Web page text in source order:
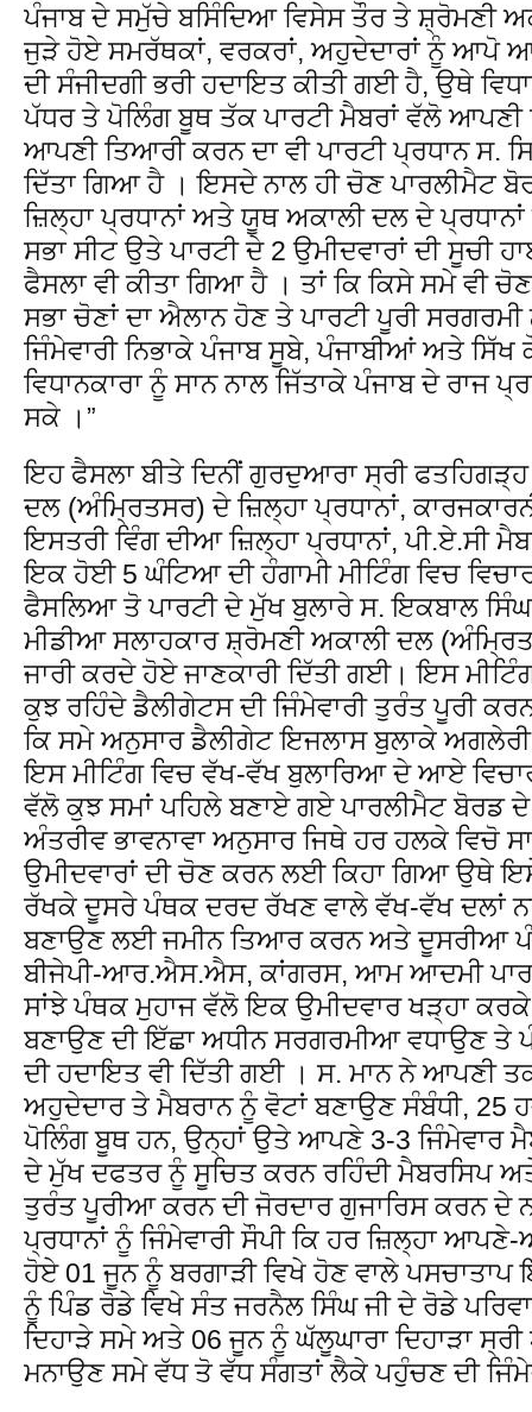
ਪੰਜਾਬ ਦੇ ਸਮੁੱਚੇ ਬਸਿੰਦਿਆ ਵਿਸੇਸ ਤੌਰ ਤੇ ਸ਼੍ਰੋਮਣੀ
ਜੁੜੇ ਹੋਏ ਸਮਰੱਥਕਾਂ, ਵਰਕਰਾਂ, ਅਹੁਦੇਦਾਰਾਂ ਨੂੰ ਆਪੋ
ਦੀ ਸੰਜੀਦਗੀ ਭਰੀ ਹਦਾਇਤ ਕੀਤੀ ਗਈ ਹੈ, ਉਥੇ
ਪੱਧਰ ਤੇ ਪੋਲਿੰਗ ਬੂਥ ਤੱਕ ਪਾਰਟੀ ਮੈਬਰਾਂ ਵੱਲੋ ਆਪਣੀ
ਆਪਣੀ ਤਿਆਰੀ ਕਰਨ ਦਾ ਵੀ ਪਾਰਟੀ ਪ੍ਰਧਾਨ ਸ.
ਦਿੱਤਾ ਗਿਆ ਹੈ । ਇਸਦੇ ਨਾਲ ਹੀ ਚੋਣ ਪਾਰਲੀਮੈਟ
ਜ਼ਿਲ੍ਹਾ ਪ੍ਰਧਾਨਾਂ ਅਤੇ ਯੂਥ ਅਕਾਲੀ ਦਲ ਦੇ ਪ੍ਰਧਾਨਾਂ
ਸਭਾ ਸੀਟ ਉਤੇ ਪਾਰਟੀ ਦੇ 2 ਉਮੀਦਵਾਰਾਂ ਦੀ ਸੂਚੀ
ਫੈਸਲਾ ਵੀ ਕੀਤਾ ਗਿਆ ਹੈ । ਤਾਂ ਕਿ ਕਿਸੇ ਸਮੇ ਵੀ
ਸਭਾ ਚੋਣਾਂ ਦਾ ਐਲਾਨ ਹੋਣ ਤੇ ਪਾਰਟੀ ਪੂਰੀ
ਜਿੰਮੇਵਾਰੀ ਨਿਭਾਕੇ ਪੰਜਾਬ ਸੂਬੇ, ਪੰਜਾਬੀਆਂ ਅਤੇ
ਵਿਧਾਨਕਾਰਾ ਨੂੰ ਸਾਨ ਨਾਲ ਜਿੱਤਾਕੇ ਪੰਜਾਬ ਦੇ ਰਾਜ
ਸਕੇ ।”
ਇਹ ਫੈਸਲਾ ਬੀਤੇ ਦਿਨੀਂ ਗੁਰਦੁਆਰਾ ਸ੍ਰੀ ਫਤਹਿਗੜ੍ਹ
ਦਲ (ਅੰਮ੍ਰਿਤਸਰ) ਦੇ ਜ਼ਿਲ੍ਹਾ ਪ੍ਰਧਾਨਾਂ,
ਇਸਤਰੀ ਵਿੰਗ ਦੀਆ ਜ਼ਿਲ੍ਹਾ ਪ੍ਰਧਾਨਾਂ, ਪੀ.ਏ.ਸੀ
ਇਕ ਹੋਈ 5 ਘੰਟਿਆ ਦੀ ਹੰਗਾਮੀ ਮੀਟਿੰਗ ਵਿਚ
ਫੈਸਲਿਆ ਤੋ ਪਾਰਟੀ ਦੇ ਮੁੱਖ ਬੁਲਾਰੇ ਸ. ਇਕਬਾਲ ਸਿੰਘ
ਮੀਡੀਆ ਸਲਾਹਕਾਰ ਸ਼੍ਰੋਮਣੀ ਅਕਾਲੀ ਦਲ
ਜਾਰੀ ਕਰਦੇ ਹੋਏ ਜਾਣਕਾਰੀ ਦਿੱਤੀ ਗਈ। ਇਸ
ਕੁਝ ਰਹਿੰਦੇ ਡੈਲੀਗੇਟਸ ਦੀ ਜਿੰਮੇਵਾਰੀ ਤੁਰੰਤ ਪੂਰੀ
ਕਿ ਸਮੇ ਅਨੁਸਾਰ ਡੈਲੀਗੇਟ ਇਜਲਾਸ ਬੁਲਾਕੇ ਅਗਲੇਰੀ
ਇਸ ਮੀਟਿੰਗ ਵਿਚ ਵੱਖ-ਵੱਖ ਬੁਲਾਰਿਆ ਦੇ ਆਏ
ਵੱਲੋ ਕੁਝ ਸਮਾਂ ਪਹਿਲੇ ਬਣਾਏ ਗਏ ਪਾਰਲੀਮੈਟ ਬੋਰਡ
ਅੰਤਰੀਵ ਭਾਵਨਾਵਾ ਅਨੁਸਾਰ ਜਿਥੇ ਹਰ ਹਲਕੇ ਵਿਚੋ
ਉਮੀਦਵਾਰਾਂ ਦੀ ਚੋਣ ਕਰਨ ਲਈ ਕਿਹਾ ਗਿਆ ਉਥੇ
ਰੱਖਕੇ ਦੂਸਰੇ ਪੰਥਕ ਦਰਦ ਰੱਖਣ ਵਾਲੇ ਵੱਖ-ਵੱਖ ਦਲਾਂ
ਬਣਾਉਣ ਲਈ ਜਮੀਨ ਤਿਆਰ ਕਰਨ ਅਤੇ ਦੂਸਰੀਆ
ਬੀਜੇਪੀ-ਆਰ.ਐਸ.ਐਸ, ਕਾਂਗਰਸ, ਆਮ ਆਦਮੀ
ਸਾਂਝੇ ਪੰਥਕ ਮੁਹਾਜ ਵੱਲੋ ਇਕ ਉਮੀਦਵਾਰ ਖੜ੍ਹਾ ਕਰਕੇ
ਬਣਾਉਣ ਦੀ ਇੱਛਾ ਅਧੀਨ ਸਰਗਰਮੀਆ ਵਧਾਉਣ ਤੇ
ਦੀ ਹਦਾਇਤ ਵੀ ਦਿੱਤੀ ਗਈ । ਸ. ਮਾਨ ਨੇ ਆਪਣੀ
ਅਹੁਦੇਦਾਰ ਤੇ ਮੈਬਰਾਨ ਨੂੰ ਵੋਟਾਂ ਬਣਾਉਣ ਸੰਬੰਧੀ, 25
ਪੋਲਿੰਗ ਬੂਥ ਹਨ, ਉਨ੍ਹਾਂ ਉਤੇ ਆਪਣੇ 3-3 ਜਿੰਮੇਵਾਰ
ਦੇ ਮੁੱਖ ਦਫਤਰ ਨੂੰ ਸੂਚਿਤ ਕਰਨ ਰਹਿੰਦੀ ਮੈਬਰਸਿਪ
ਤੁਰੰਤ ਪੂਰੀਆ ਕਰਨ ਦੀ ਜੋਰਦਾਰ ਗੁਜਾਰਿਸ ਕਰਨ ਦੇ
ਪ੍ਰਧਾਨਾਂ ਨੂੰ ਜਿੰਮੇਵਾਰੀ ਸੌਪੀ ਕਿ ਹਰ ਜ਼ਿਲ੍ਹਾ
ਹੋਏ 01 ਜੂਨ ਨੂੰ ਬਰਗਾੜੀ ਵਿਖੇ ਹੋਣ ਵਾਲੇ
ਨੂੰ ਪਿੰਡ ਰੋਡੇ ਵਿਖੇ ਸੰਤ ਜਰਨੈਲ ਸਿੰਘ ਜੀ ਦੇ ਰੋਡੇ
ਦਿਹਾੜੇ ਸਮੇ ਅਤੇ 06 ਜੂਨ ਨੂੰ ਘੱਲੂਘਾਰਾ ਦਿਹਾੜਾ
ਮਨਾਉਣ ਸਮੇ ਵੱਧ ਤੋ ਵੱਧ ਸੰਗਤਾਂ ਲੈਕੇ ਪਹੁੰਚਣ ਦੀ